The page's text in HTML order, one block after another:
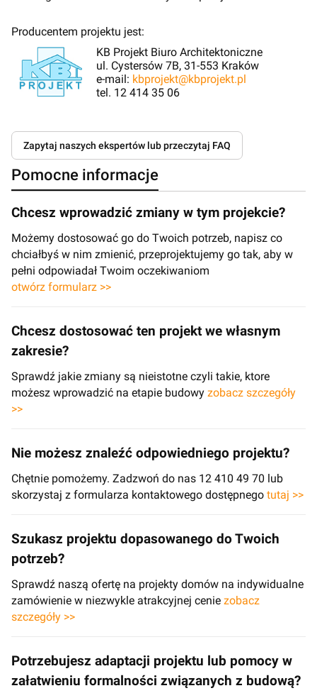
Producentem projektu jest:
KB Projekt Biuro Architektoniczne
ul. Cystersów 7B, 31-553 Kraków
e-mail: kbprojekt@kbprojekt.pl
tel. 12 414 35 06
Zapytaj naszych ekspertów lub przeczytaj FAQ
Pomocne informacje
Chcesz wprowadzić zmiany w tym projekcie?
Możemy dostosować go do Twoich potrzeb, napisz co
chciałbyś w nim zmienić, przeprojektujemy go tak, aby w
pełni odpowiadał Twoim oczekiwaniom
otwórz formularz >>
Chcesz dostosować ten projekt we własnym
zakresie?
Sprawdź jakie zmiany są nieistotne czyli takie, ktore
możesz wprowadzić na etapie budowy zobacz szczegóły
>>
Nie możesz znaleźć odpowiedniego projektu?
Chętnie pomożemy. Zadzwoń do nas 12 410 49 70 lub
skorzystaj z formularza kontaktowego dostępnego tutaj >>
Szukasz projektu dopasowanego do Twoich
potrzeb?
Sprawdź naszą ofertę na projekty domów na indywidualne
zamówienie w niezwykle atrakcyjnej cenie zobacz
szczegóły >>
Potrzebujesz adaptacji projektu lub pomocy w
załatwieniu formalności związanych z budową?